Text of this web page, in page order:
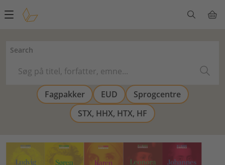
Main
Search
Fagpakker EUD
Sprogcentre
STX, HHX, HTX, HF